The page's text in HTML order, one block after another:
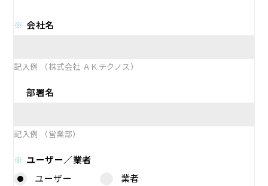
会社名
記入例 （株式会社 ＡＫテクノス）
部署名
記入例 （営業部）
ユーザー／業者
ユーザー
業者